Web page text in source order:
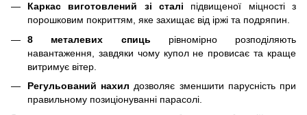
Каркас виготовлений зі сталі підвищеної міцності з
порошковим покриттям, яке захищає від іржі та подряпин.
8 металевих спиць рівномірно розподіляють
навантаження, завдяки чому купол не провисає та краще
витримує вітер.
Регульований нахил дозволяє зменшити парусність при
правильному позиціонуванні парасолі.